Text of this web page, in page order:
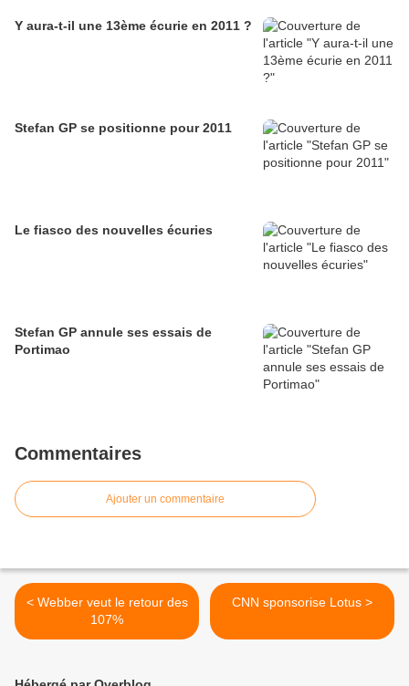
Y aura-t-il une 13ème écurie en 2011 ?
Stefan GP se positionne pour 2011
Le fiasco des nouvelles écuries
Stefan GP annule ses essais de
Portimao
Commentaires
Ajouter un commentaire
< Webber veut le retour des
107%
CNN sponsorise Lotus >